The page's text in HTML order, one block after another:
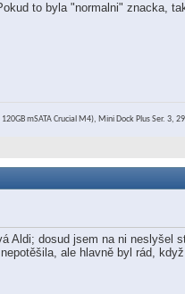
to byla "normalni" znacka,
mSATA Crucial M4), Mini Dock Plus Ser. 3,
Aldi; dosud jsem na ni
ale hlavně byl rád,